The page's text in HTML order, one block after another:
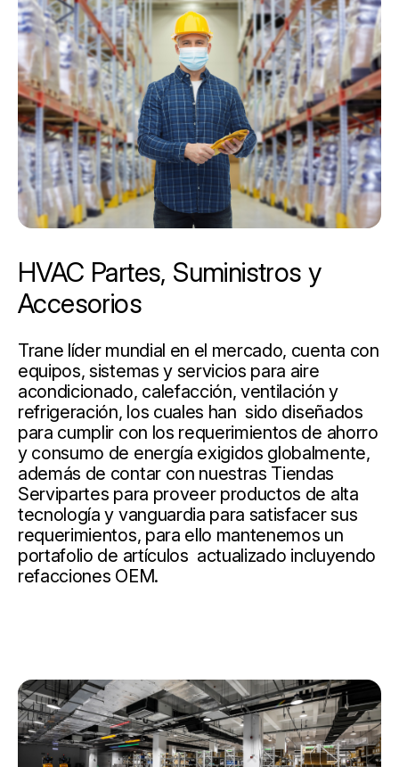
HVAC Partes, Suministros y
Accesorios
Trane líder mundial en el mercado, cuenta con
equipos, sistemas y servicios para aire
acondicionado, calefacción, ventilación y
refrigeración, los cuales han sido diseñados
para cumplir con los requerimientos de ahorro
y consumo de energía exigidos globalmente,
además de contar con nuestras Tiendas
Servipartes para proveer productos de alta
tecnología y vanguardia para satisfacer sus
requerimientos, para ello mantenemos un
portafolio de artículos actualizado incluyendo
refacciones OEM.